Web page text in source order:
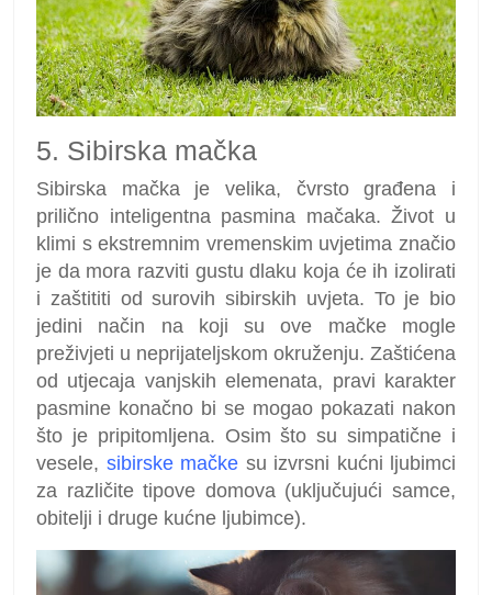
5. Sibirska mačka
Sibirska mačka je velika, čvrsto građena i
prilično inteligentna pasmina mačaka. Život u
klimi s ekstremnim vremenskim uvjetima značio
je da mora razviti gustu dlaku koja će ih izolirati
i zaštititi od surovih sibirskih uvjeta. To je bio
jedini način na koji su ove mačke mogle
preživjeti u neprijateljskom okruženju. Zaštićena
od utjecaja vanjskih elemenata, pravi karakter
pasmine konačno bi se mogao pokazati nakon
što je pripitomljena. Osim što su simpatične i
vesele, sibirske mačke su izvrsni kućni ljubimci
za različite tipove domova (uključujući samce,
obitelji i druge kućne ljubimce).